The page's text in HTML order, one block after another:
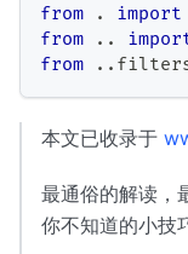
from . import
from
. .
from
. .
本文已收录于
最通俗的解读，
你不知道的小技